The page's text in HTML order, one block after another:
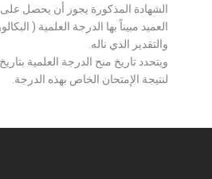
الشهادة المذكورة يجوز أن يحصل على
العميد مبيناً بها الدرجة العلمية (
والتقدير الذي ناله.
ويتحدد تاريخ منح الدرجة العلمية
لنتيجة الإمتحان الخاص بهذه الدرجة.